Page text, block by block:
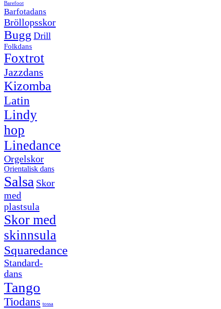
Barefoot
Barfotadans
Bröllopsskor
Bugg Drill
Folkdans
Foxtrot
Jazzdans
Kizomba
Latin
Lindy
hop
Linedance
Orgelskor
Orientalisk dans
Salsa Skor
med
plastsula
Skor med
skinnsula
Squaredance
Standard-
dans
Tango
Tiodans tossa